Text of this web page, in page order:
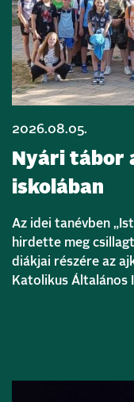
2026.08.05.
Nyári tábor
iskolában
Az idei tanévben
hirdette meg
diákjai részére az
Katolikus Általános